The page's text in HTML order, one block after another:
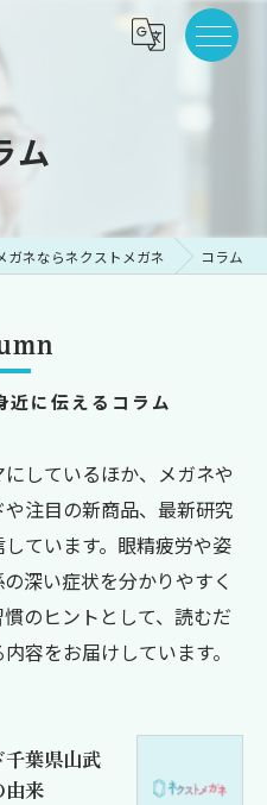
ム
ガネならネクストメガネ コラム
近に伝えるコラム
しているほか、メガネや
注目の新商品、最新研究
ています。眼精疲労や姿
深い症状を分かりやすく
のヒントとして、読むだ
容をお届けしています。
千葉県山武
由来